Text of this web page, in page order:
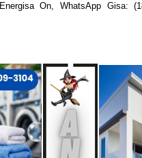
On, WhatsApp Gisa: